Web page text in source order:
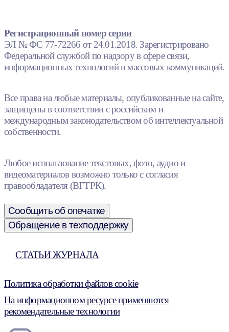
Регистрационный номер серии
ЭЛ № ФС 77-72266 от 24.01.2018. Зарегистрировано
Федеральной службой по надзору в сфере связи,
информационных технологий и массовых коммуникаций.
Все права на любые материалы, опубликованные на сайте,
защищены в соответствии с российским и
международным законодательством об интеллектуальной
собственности.
Любое использование текстовых, фото, аудио и
видеоматериалов возможно только с согласия
правообладателя (ВГТРК).
Сообщить об опечатке
Обращение в техподдержку
СТАТЬИ ЖУРНАЛА
Политика обработки файлов cookie
На информационном ресурсе применяются
рекомендательные технологии